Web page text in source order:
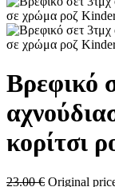
Βρεφικό
κορίτσι
23.00€ Original